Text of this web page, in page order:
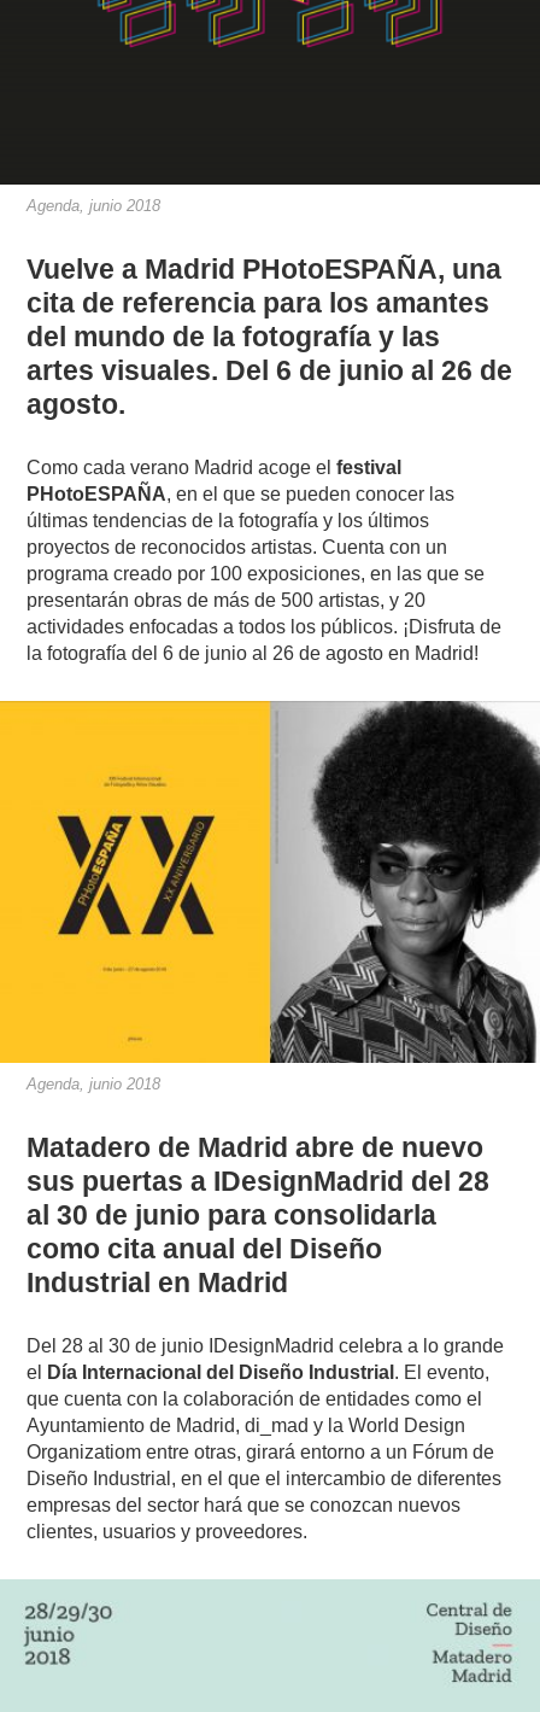
Agenda, junio 2018
Vuelve a Madrid PHotoESPAÑA, una
cita de referencia para los amantes
del mundo de la fotografía y las
artes visuales. Del 6 de junio al 26 de
agosto.
Como cada verano Madrid acoge elfestival
PHotoESPAÑA, en el que se pueden conocer las
últimas tendencias de la fotografía y los últimos
proyectos de reconocidos artistas. Cuenta con un
programa creado por 100 exposiciones, en las que se
presentarán obras de más de 500 artistas, y 20
actividades enfocadas a todos los públicos. ¡Disfruta de
la fotografía del 6 de junio al 26 de agosto en Madrid!
Agenda, junio 2018
Matadero de Madrid abre de nuevo
sus puertas a IDesignMadrid del 28
al 30 de junio para consolidarla
como cita anual del Diseño
Industrial en Madrid
Del 28 al 30 de junio IDesignMadrid celebra a lo grande
el
Día Internacional del Diseño Industrial . El evento,
que cuenta con la colaboración de entidades como el
Ayuntamiento de Madrid, di_mad y la World Design
Organizatiom entre otras, girará entorno a un Fórum de
Diseño Industrial, en el que el intercambio de diferentes
empresas del sector hará que se conozcan nuevos
clientes, usuarios y proveedores.